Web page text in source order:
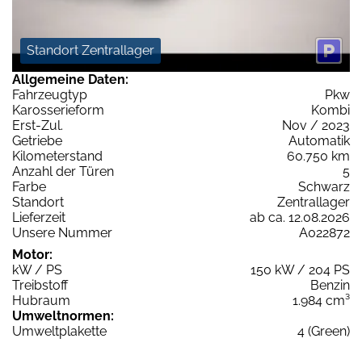
Standort Zentrallager
Allgemeine Daten:
Fahrzeugtyp
Pkw
Karosserieform
Kombi
Erst-Zul.
Nov / 2023
Getriebe
Automatik
Kilometerstand
60.750 km
Anzahl der Türen
5
Farbe
Schwarz
Standort
Zentrallager
Lieferzeit
ab ca. 12.08.2026
Unsere Nummer
A022872
Motor:
kW / PS
150 kW / 204 PS
Treibstoff
Benzin
Hubraum
1.984 cm³
Umweltnormen:
Umweltplakette
4 (Green)